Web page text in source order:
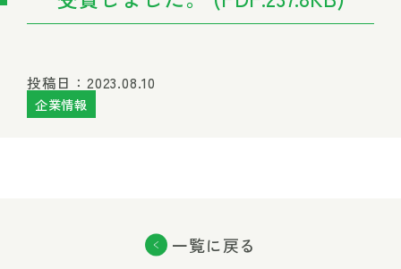
投稿日：2023.08.10
企業情報
一覧に戻る